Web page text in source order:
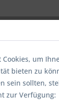
Cookies, um
bieten zu
sein sollten,
zur Verfügung: